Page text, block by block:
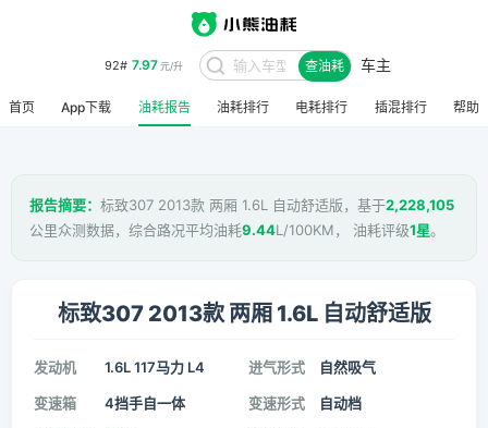
92# 7.97 元/升 查油耗 车主
首页 App下载 油耗报告 油耗排行 电耗排行 插混排行 帮助
报告摘要： 标致307 2013款 两厢 1.6L 自动舒适版，基于2,228,105
公里众测数据，综合路况平均油耗9.44L/100KM， 油耗评级1星。
标致307 2013款 两厢 1.6L 自动舒适版
发动机 1.6L 117马力 L4 进气形式 自然吸气
变速箱 4挡手自一体 变速形式 自动档